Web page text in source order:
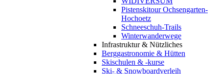
Pistenskitour Ochsengarten-
Hochoetz
Schneeschuh-Trails
Winterwanderwege
Infrastruktur & Nützliches
Berggastronomie & Hütten
Skischulen & -kurse
Ski- & Snowboardverleih